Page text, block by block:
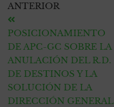
ANTERIOR
POSICIONAMIENTO
DE APC-GC SOBRE LA
ANULACIÓN DEL R.D.
DE DESTINOS Y LA
SOLUCIÓN DE LA
DIRECCIÓN GENERAL